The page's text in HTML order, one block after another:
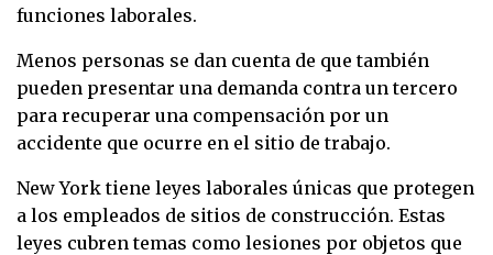
funciones laborales.
Menos personas se dan cuenta de que también
pueden presentar una demanda contra un tercero
para recuperar una compensación por un
accidente que ocurre en el sitio de trabajo.
New York tiene leyes laborales únicas que protegen
a los empleados de sitios de construcción. Estas
leyes cubren temas como lesiones por objetos que